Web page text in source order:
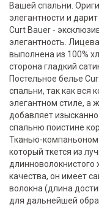
Вашей спальни.
элегантности и
Curt Bauer -
элегантность.
выполнена из 100%
сторона гладкий
Постельное белье
спальни, так как вся
элегантном стиле, а
добавляет
спальню поистине
Тканью-компаньоном
который ткется из
длинноволокнистого
качества, он имеет
волокна (длина
для дальнейшей